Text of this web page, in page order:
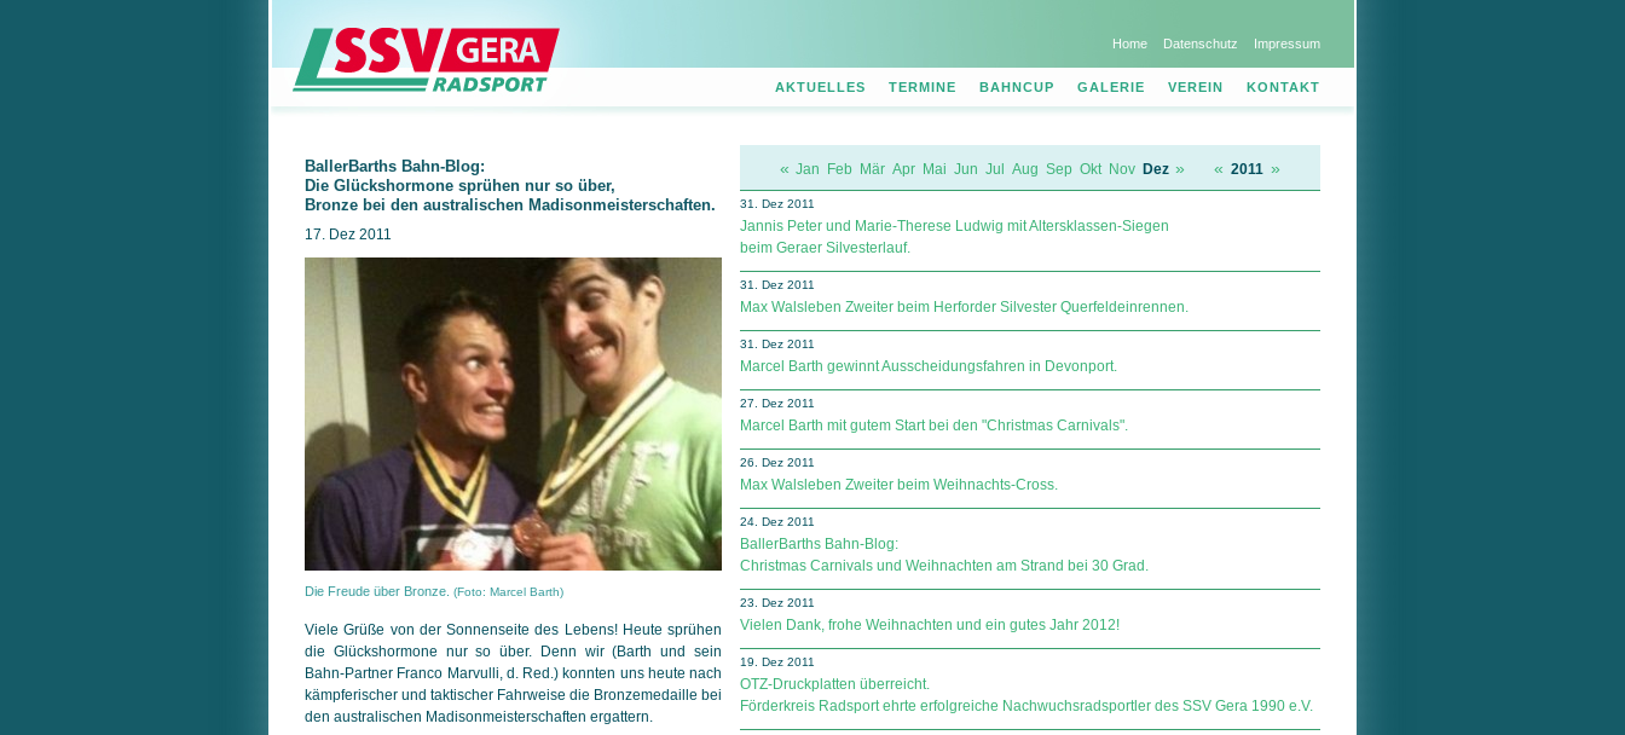
Home Datenschutz Impressum
AKTUELLES TERMINE BAHNCUP GALERIE VEREIN KONTAKT
BallerBarths Bahn-Blog:
Die Glückshormone sprühen nur so über,
Bronze bei den australischen Madisonmeisterschaften.
17. Dez 2011
Die Freude über Bronze. (Foto: Marcel Barth)
Viele Grüße von der Sonnenseite des Lebens! Heute sprühen
die Glückshormone nur so über. Denn wir (Barth und sein
Bahn-Partner Franco Marvulli, d. Red.) konnten uns heute nach
kämpferischer und taktischer Fahrweise die Bronzemedaille bei
den australischen Madisonmeisterschaften ergattern.
« Jan Feb Mär Apr Mai Jun Jul Aug Sep Okt Nov Dez » « 2011 »
31. Dez 2011
Jannis Peter und Marie-Therese Ludwig mit Altersklassen-Siegen
beim Geraer Silvesterlauf.
31. Dez 2011
Max Walsleben Zweiter beim Herforder Silvester Querfeldeinrennen.
31. Dez 2011
Marcel Barth gewinnt Ausscheidungsfahren in Devonport.
27. Dez 2011
Marcel Barth mit gutem Start bei den "Christmas Carnivals".
26. Dez 2011
Max Walsleben Zweiter beim Weihnachts-Cross.
24. Dez 2011
BallerBarths Bahn-Blog:
Christmas Carnivals und Weihnachten am Strand bei 30 Grad.
23. Dez 2011
Vielen Dank, frohe Weihnachten und ein gutes Jahr 2012!
19. Dez 2011
OTZ-Druckplatten überreicht.
Förderkreis Radsport ehrte erfolgreiche Nachwuchsradsportler des SSV Gera 1990 e.V.